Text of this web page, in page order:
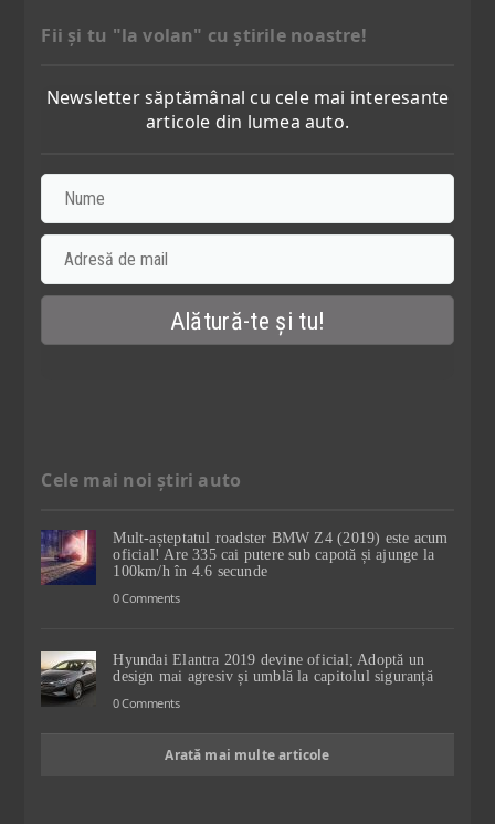
Fii şi tu "la volan" cu ştirile noastre!
Newsletter săptămânal cu cele mai interesante
articole din lumea auto.
Cele mai noi știri auto
Mult-așteptatul roadster BMW Z4 (2019) este acum
oficial! Are 335 cai putere sub capotă și ajunge la
100km/h în 4.6 secunde
0 Comments
Hyundai Elantra 2019 devine oficial; Adoptă un
design mai agresiv și umblă la capitolul siguranță
0 Comments
Arată mai multe articole